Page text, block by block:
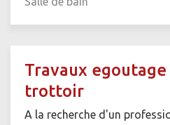
Travaux
trottoir
A la recherche d'un